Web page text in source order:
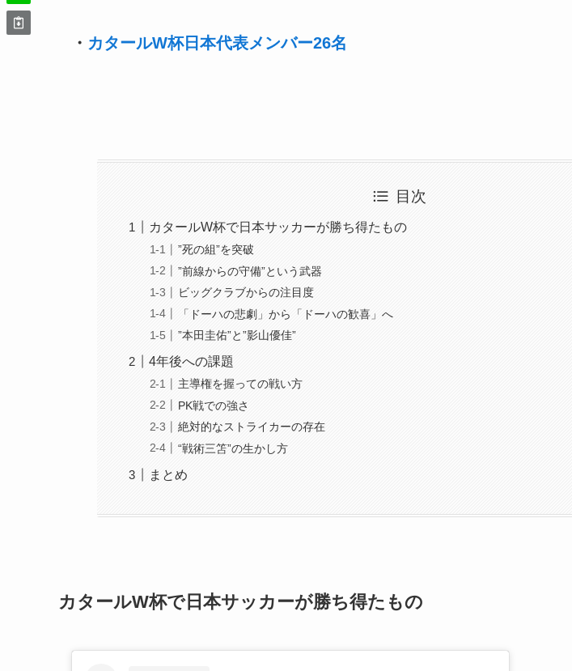
・ カタールW杯日本代表メンバー26名
目次
カタールW杯で日本サッカーが勝ち得たもの
”死の組”を突破
”前線からの守備”という武器
ビッグクラブからの注目度
「ドーハの悲劇」から「ドーハの歓喜」へ
”本田圭佑”と”影山優佳”
4年後への課題
主導権を握っての戦い方
PK戦での強さ
絶対的なストライカーの存在
“戦術三笘”の生かし方
まとめ
カタールW杯で日本サッカーが勝ち得たもの